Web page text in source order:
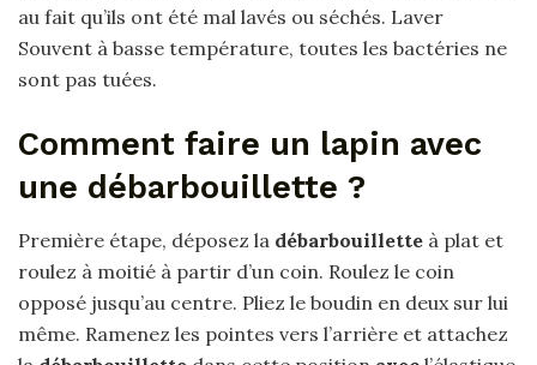
au fait qu’ils ont été mal lavés ou séchés. Laver
Souvent à basse température, toutes les bactéries ne
sont pas tuées.
Comment faire un lapin avec
une débarbouillette ?
Première étape, déposez la débarbouillette à plat et
roulez à moitié à partir d’un coin. Roulez le coin
opposé jusqu’au centre. Pliez le boudin en deux sur lui
même. Ramenez les pointes vers l’arrière et attachez